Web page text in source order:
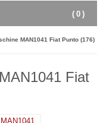
( 0 )
MAN1041 Fiat Punto (176)
Fiat